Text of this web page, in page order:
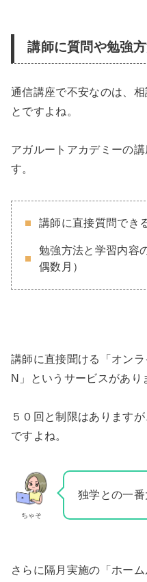
講師に質問や勉強
通信講座で不安なのは、
とですよね。
アガルートアカデミーの
す。
講師に直接質問でき
勉強方法と学習内容
偶数月）
講師に直接聞ける「オン
N」というサービスがあり
５０回と制限はあります
ですよね。
ちゃそ
独学との一番
さらに隔月実施の「ホー